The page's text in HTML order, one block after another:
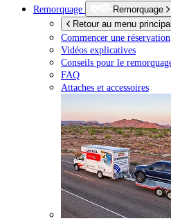
Remorquage
Remorquage
Retour au menu principal
Commencer une réservation
Vidéos explicatives
Conseils pour le
FAQ
Attaches et accessoires